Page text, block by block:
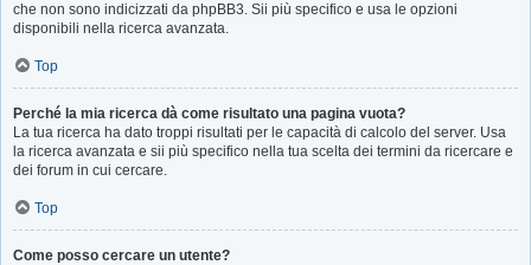
che non sono indicizzati da phpBB3. Sii più specifico e usa le opzioni
disponibili nella ricerca avanzata.
Top
Perché la mia ricerca dà come risultato una pagina vuota?
La tua ricerca ha dato troppi risultati per le capacità di calcolo del server. Usa
la ricerca avanzata e sii più specifico nella tua scelta dei termini da ricercare e
dei forum in cui cercare.
Top
Come posso cercare un utente?